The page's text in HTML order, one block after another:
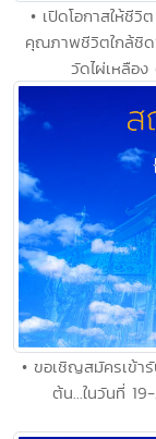
• เปิดโอกาสให้ชี
คุณภาพชีวิตใกล้ชิด
วัดไผ่เหลือ
• ขอเชิญสมัครเข้า
ต้น...ในวันที่